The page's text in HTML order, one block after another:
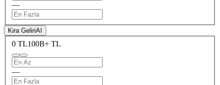
—
Kira GeliriAI
0 TL100B+ TL
—